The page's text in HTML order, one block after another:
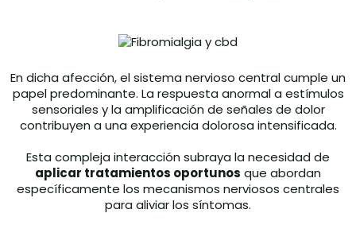
En dicha afección, el sistema nervioso central cumple un
papel predominante. La respuesta anormal a estímulos
sensoriales y la amplificación de señales de dolor
contribuyen a una experiencia dolorosa intensificada.
Esta compleja interacción subraya la necesidad de
aplicar tratamientos oportunos que abordan
específicamente los mecanismos nerviosos centrales
para aliviar los síntomas.